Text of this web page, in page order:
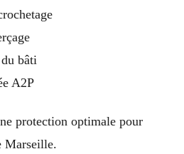
bâti
A2P
protection optimale pour
Marseille.